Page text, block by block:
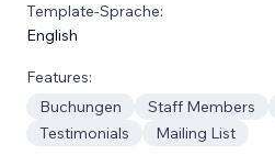
Template-Sprache:
English
Features:
Buchungen
Staff Members
Testimonials
Mailing List